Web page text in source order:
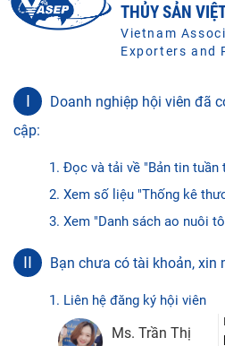
THỦY SẢN
Vietnam
Exporters and
I
Doanh nghiệp hội viên đã
cập:
1. Đọc và tải về "Bản tin tuần
2. Xem số liệu "Thống kê
3. Xem "Danh sách ao nuôi
II Bạn chưa có tài khoản, xin
1. Liên hệ đăng ký hội viên
Ms. Trần Thị